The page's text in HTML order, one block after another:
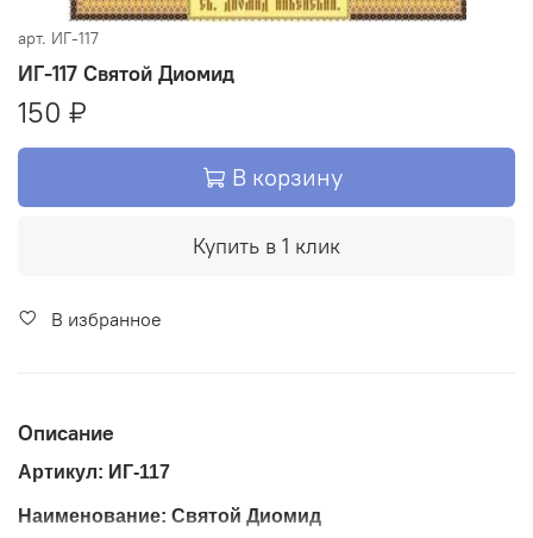
арт. ИГ-117
ИГ-117 Святой Диомид
150 ₽
В корзину
Купить в 1 клик
В избранное
Описание
Артикул: ИГ-117
Наименование: Святой Диомид